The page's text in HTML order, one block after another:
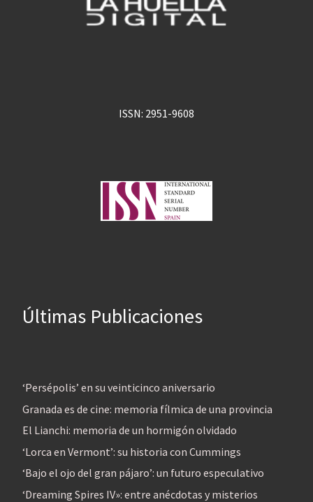
ISSN: 2951-9608
Últimas Publicaciones
‘Persépolis’ en su veinticinco aniversario
Granada es de cine: memoria fílmica de una provincia
El Lianchi: memoria de un hormigón olvidado
‘Lorca en Vermont’: su historia con Cummings
‘Bajo el ojo del gran pájaro’: un futuro especulativo
‘Dreaming Spires IV»: entre anécdotas y misterios